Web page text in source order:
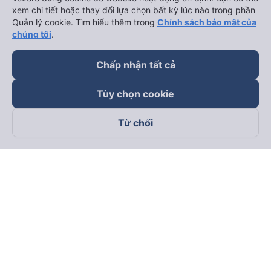
Theo dõi chúng tôi trên
xem chi tiết hoặc thay đổi lựa chọn bất kỳ lúc nào trong phần
Quản lý cookie. Tìm hiểu thêm trong Chính sách bảo mật của
chúng tôi.
Chấp nhận tất cả
Tùy chọn cookie
Từ chối